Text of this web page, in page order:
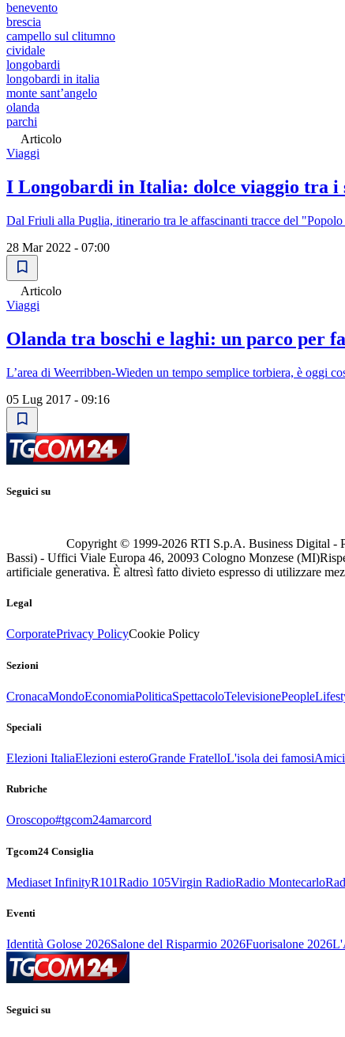
benevento
brescia
campello sul clitumno
cividale
longobardi
longobardi in italia
monte sant’angelo
olanda
parchi
Articolo
Viaggi
I Longobardi in Italia: dolce viaggio tra i
Dal Friuli alla Puglia, itinerario tra le affascinanti tracce del
28 Mar 2022 - 07:00
Articolo
Viaggi
Olanda tra boschi e laghi: un parco per
L’area di Weerribben-Wieden un tempo semplice torbiera, è oggi
05 Lug 2017 - 09:16
Seguici su
Copyright © 1999-2026 RTI S.p.A. Business Digital -
Bassi) - Uffici Viale Europa 46, 20093 Cologno Monzese (MI)
artificiale generativa. È altresì fatto divieto espresso di utilizzare
Legal
CorporatePrivacy PolicyCookie Policy
Sezioni
CronacaMondoEconomiaPoliticaSpettacoloTelevisionePeople
Speciali
Elezioni ItaliaElezioni esteroGrande FratelloL'isola dei famosiAmici
Rubriche
Oroscopo#tgcom24amarcord
Tgcom24 Consiglia
Mediaset InfinityR101Radio 105Virgin RadioRadio Montecarlo
Eventi
Identità Golose 2026Salone del Risparmio 2026Fuorisalone 2026
Seguici su